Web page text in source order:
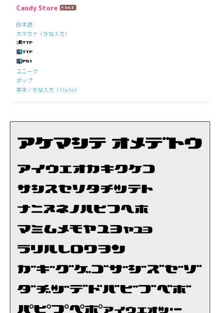
Candy Store
日本語
カタカナ（かな入力）
ユニーク
ポップ
英字／かな入力（1byte）